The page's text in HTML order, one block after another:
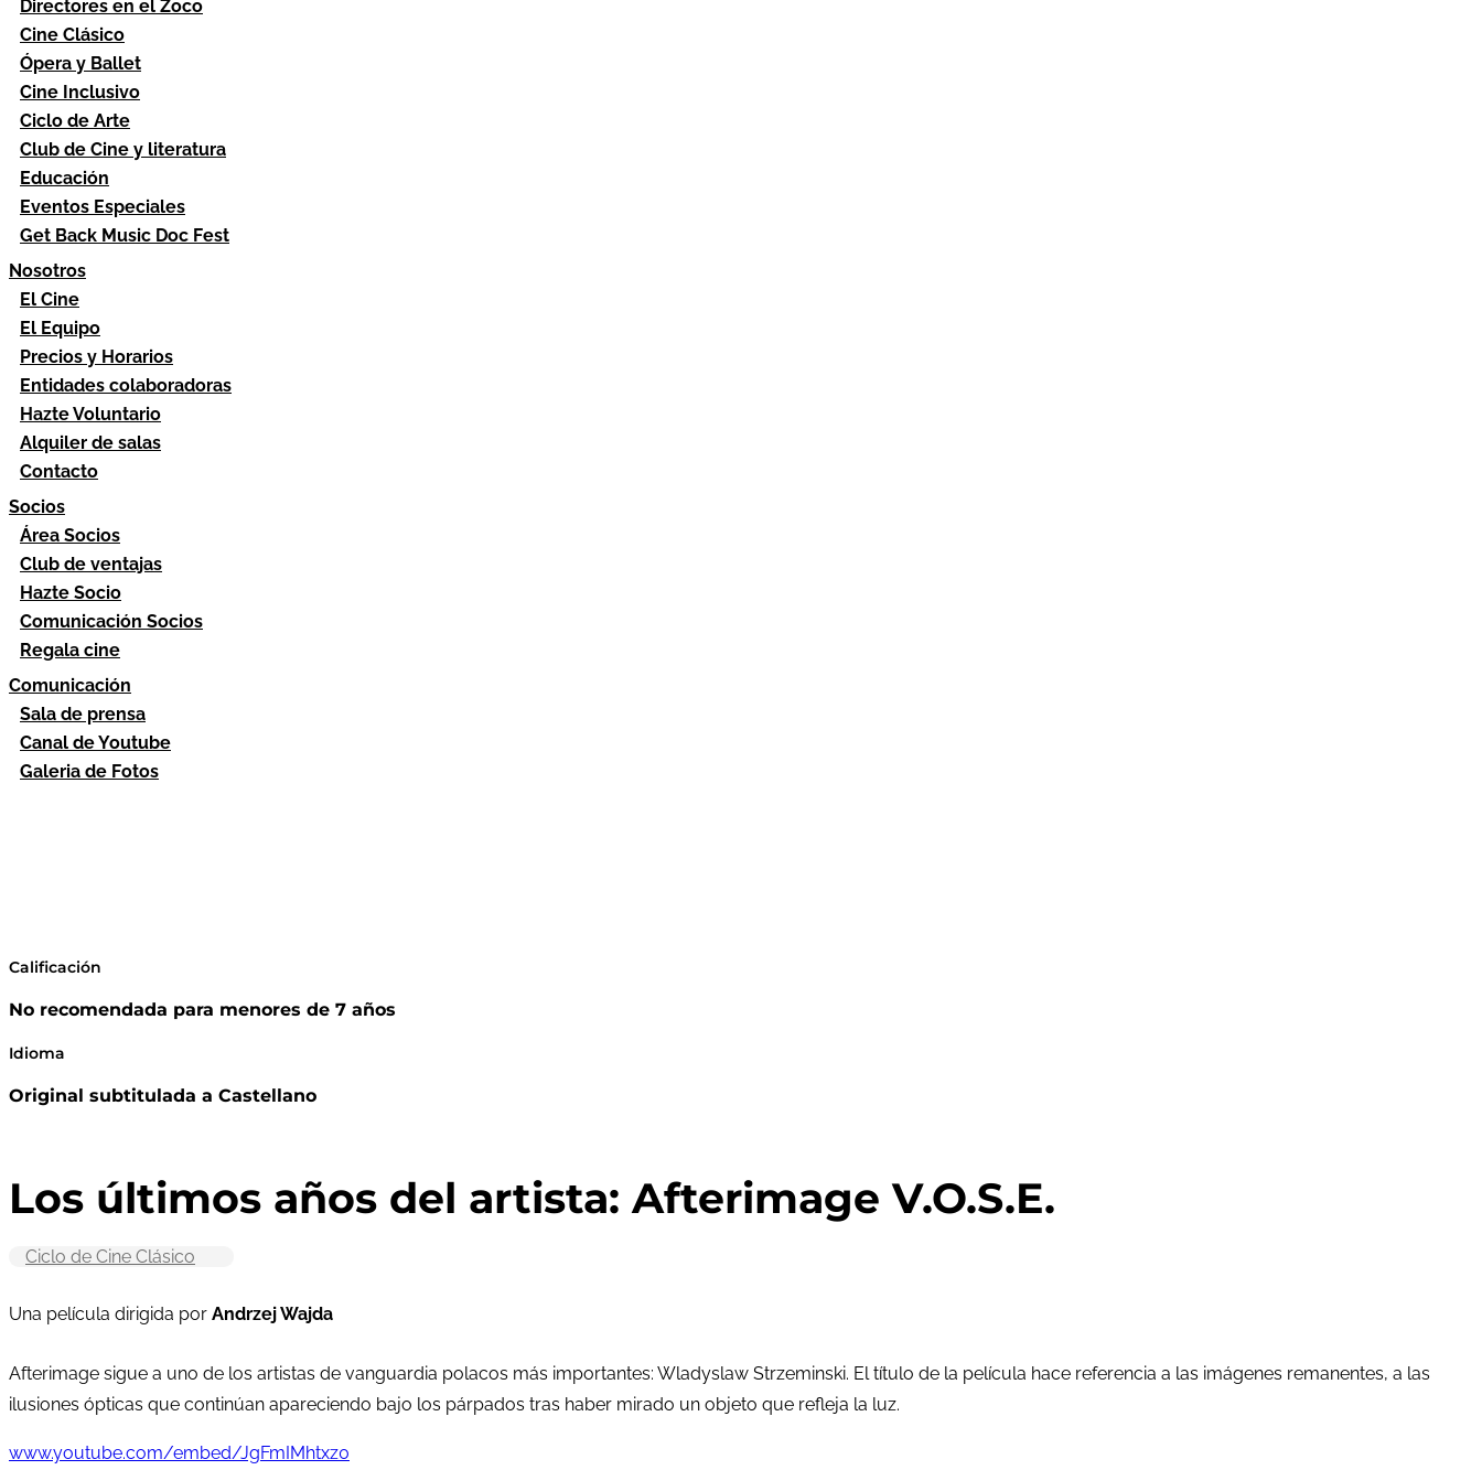
Directores en el Zoco
Cine Clásico
Ópera y Ballet
Cine Inclusivo
Ciclo de Arte
Club de Cine y literatura
Educación
Eventos Especiales
Get Back Music Doc Fest
Nosotros
El Cine
El Equipo
Precios y Horarios
Entidades colaboradoras
Hazte Voluntario
Alquiler de salas
Contacto
Socios
Área Socios
Club de ventajas
Hazte Socio
Comunicación Socios
Regala cine
Comunicación
Sala de prensa
Canal de Youtube
Galeria de Fotos
Calificación
No recomendada para menores de 7 años
Idioma
Original subtitulada a Castellano
Los últimos años del artista: Afterimage V.O.S.E.
Ciclo de Cine Clásico
Una película dirigida por Andrzej Wajda
Afterimage sigue a uno de los artistas de vanguardia polacos más importantes: Wladyslaw Strzeminski. El título de la película hace referencia a las imágenes remanentes, a las
ilusiones ópticas que continúan apareciendo bajo los párpados tras haber mirado un objeto que refleja la luz.
www.youtube.com/embed/JgFmIMhtxz0